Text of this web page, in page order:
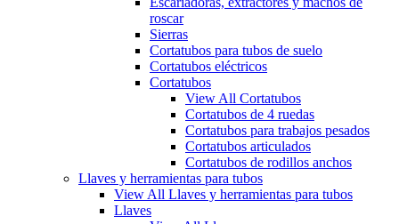
roscar
Sierras
Cortatubos para tubos de suelo
Cortatubos eléctricos
Cortatubos
View All Cortatubos
Cortatubos de 4 ruedas
Cortatubos para trabajos pesados
Cortatubos articulados
Cortatubos de rodillos anchos
Llaves y herramientas para tubos
View All Llaves y herramientas para tubos
Llaves